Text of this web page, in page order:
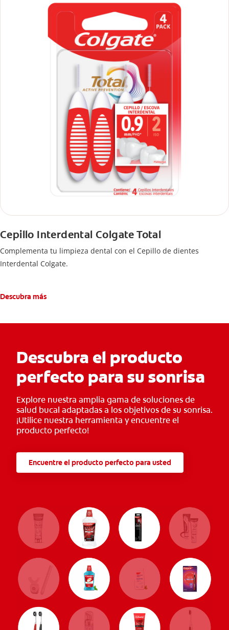
Cepillo Interdental Colgate Total
Complementa tu limpieza dental con el Cepillo de dientes
Interdental Colgate.
Descubra más
Descubra el producto
perfecto para su sonrisa
Explore nuestra amplia gama de soluciones de
salud bucal adaptadas a los objetivos de su sonrisa.
¡Utilice nuestra herramienta y encuentre el
producto perfecto!
Encuentre el producto perfecto para usted